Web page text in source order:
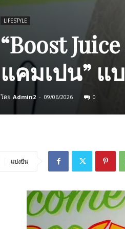
LIFESTYLE
“Boost
แคมเปน” แ
โดย Admin2 - 09/06/2026 0
แบ่งปัน